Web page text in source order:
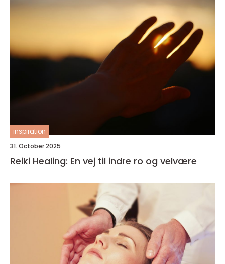
inspiration
31. October 2025
Reiki Healing: En vej til indre ro og velvære